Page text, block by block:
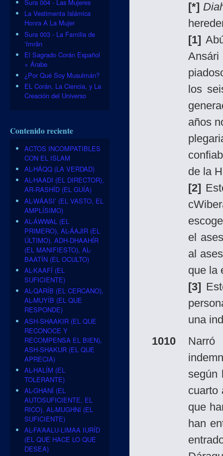
[*]
[1]
los
años
de la
[2]
el
al
que la
[3]
una
1010
según
cuarto
que
han
Sura 004 - Las Mujeres
La Vestimenta Islámica
Honra A La Mujer
Sura 003 - La Familia de
‘Imrân
El Sagrado Corán Español
+ Árabe
¿Por Qué Soy Musulmán?
EL Corán, La Ciencia, y La
Creación del Universo
Contenido reciente
ACTOS INCOMPATIBLES
CON EL ISLAM
AL-HÁQQ (LA VERDAD)
AL-HAADI (EL DIRECTOR),
AR-RASHÍD (EL GUÍA)
AL-WÁASI’ (EL VASTO, EL
AMPLÍSIMO)
AL-ÁWWAL (EL
PRIMERO), AL-ÁAJIR (EL
ÚLTIMO), ADH-DHAAHÍR
(EL MANIFIESTO), AL-
BAATÍN (EL OCULTO)
AL-KAAFÍ (EL
SUFICIENTE)
AL-QARÍB (EL CERCANO),
AL-MUYÍB (EL QUE
RESPONDE)
ASH-SHAAKIR (EL QUE
RECONOCE Y
RECOMPENSA EL BIEN),
ASH-SHAKUR (EL QUE
APRECIA)
AL-HALÍM (EL
TOLERANTE)
AL-GHANÍ (EL
AUTOSUFICIENTE, EL
RICO), AL-MUGHNI (EL
SUFICIENTE)
AL-FA’AALU-LIMAA IURÍD
(EL QUE HACE LO QUE
DESEA)